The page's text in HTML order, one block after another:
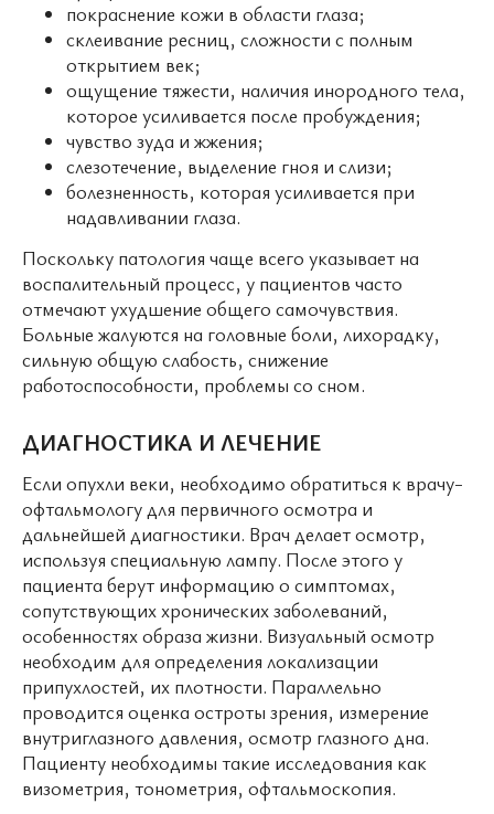
покраснение кожи в области глаза;
склеивание ресниц, сложности с полным
открытием век;
ощущение тяжести, наличия инородного тела,
которое усиливается после пробуждения;
чувство зуда и жжения;
слезотечение, выделение гноя и слизи;
болезненность, которая усиливается при
надавливании глаза.
Поскольку патология чаще всего указывает на
воспалительный процесс, у пациентов часто
отмечают ухудшение общего самочувствия.
Больные жалуются на головные боли, лихорадку,
сильную общую слабость, снижение
работоспособности, проблемы со сном.
ДИАГНОСТИКА И ЛЕЧЕНИЕ
Если опухли веки, необходимо обратиться к врачу-
офтальмологу для первичного осмотра и
дальнейшей диагностики. Врач делает осмотр,
используя специальную лампу. После этого у
пациента берут информацию о симптомах,
сопутствующих хронических заболеваний,
особенностях образа жизни. Визуальный осмотр
необходим для определения локализации
припухлостей, их плотности. Параллельно
проводится оценка остроты зрения, измерение
внутриглазного давления, осмотр глазного дна.
Пациенту необходимы такие исследования как
визометрия, тонометрия, офтальмоскопия.